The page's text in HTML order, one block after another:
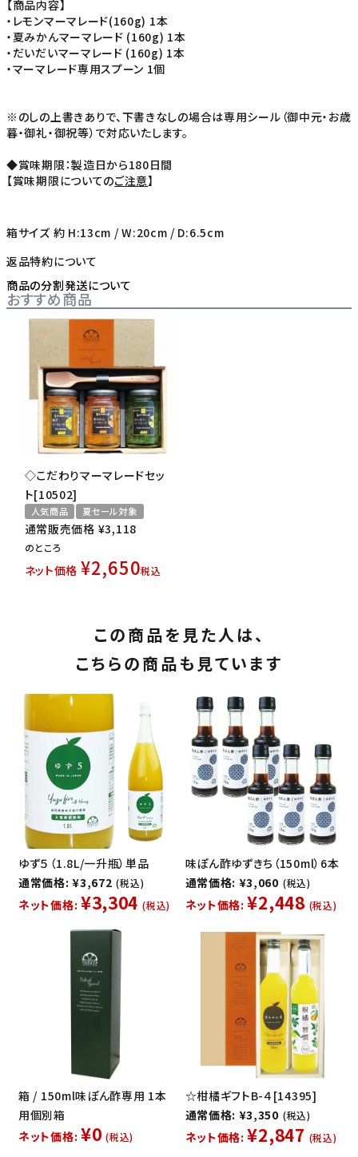
【商品内容】
・レモンマーマレード(160g) 1本
・夏みかんマーマレード (160g) 1本
・だいだいマーマレード (160g) 1本
・マーマレード専用スプーン 1個
※のしの上書きありで、下書きなしの場合は専用シール（御中元・お歳
暮・御礼・御祝等）で対応いたします。
◆賞味期限：製造日から180日間
【賞味期限についてのご注意】
箱サイズ 約 H:13cm / W:20cm / D:6.5cm
返品特約について
商品の分割発送について
おすすめ商品
◇こだわりマーマレードセッ
ト[10502]
人気商品 夏セール対象
通常販売価格 ¥3,118
のところ
ネット価格 ¥2,650税込
この商品を見た人は、
こちらの商品も見ています
ゆず５（1.8L/一升瓶）単品
通常価格: ¥3,672 (税込)
ネット価格: ¥3,304 (税込)
味ぽん酢ゆずきち（150ml）6本
通常価格: ¥3,060 (税込)
ネット価格: ¥2,448 (税込)
箱 / 150ml味ぽん酢専用 1本
用個別箱
ネット価格: ¥0 (税込)
☆柑橘ギフトB-４[14395]
通常価格: ¥3,350 (税込)
ネット価格: ¥2,847 (税込)